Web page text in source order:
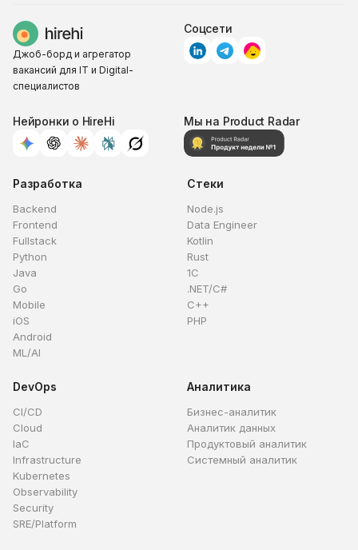
Джоб-борд и агрегатор
вакансий для IT и Digital-
специалистов
Соцсети
Нейронки о HireHi Мы на Product Radar
Разработка
Backend
Frontend
Fullstack
Python
Java
Go
Mobile
iOS
Android
ML/AI
Стеки
Node.js
Data Engineer
Kotlin
Rust
1C
.NET/C#
C++
PHP
DevOps
CI/CD
Cloud
IaC
Infrastructure
Kubernetes
Observability
Security
SRE/Platform
Аналитика
Бизнес-аналитик
Аналитик данных
Продуктовый аналитик
Системный аналитик